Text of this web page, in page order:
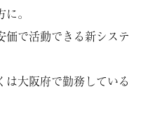
。
価で活動できる新システ
大阪府で勤務している